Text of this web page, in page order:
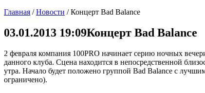
Главная /Новости / Концерт Bad Balance
03.01.2013 19:09Концерт Bad Balance
2 февраля компания 100PRO начинает серию ночных
данного клуба. Сцена находится в непосредственной
утра. Начало будет положено группой Bad Balance с
ограничено).